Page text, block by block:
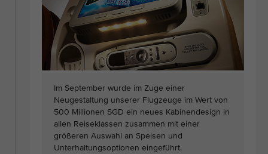
Im September wurde im Zuge einer
Neugestaltung unserer Flugzeuge im Wert von
500 Millionen SGD ein neues Kabinendesign in
allen Reiseklassen zusammen mit einer
größeren Auswahl an Speisen und
Unterhaltungsoptionen eingeführt.